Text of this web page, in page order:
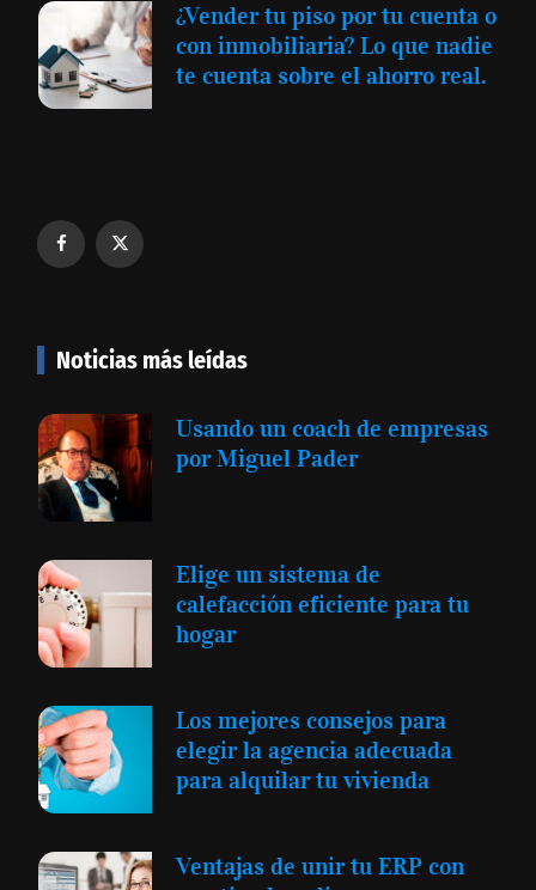
¿Vender tu piso por tu cuenta o
con inmobiliaria? Lo que nadie
te cuenta sobre el ahorro real.
Noticias más leídas
Usando un coach de empresas
por Miguel Pader
Elige un sistema de
calefacción eficiente para tu
hogar
Los mejores consejos para
elegir la agencia adecuada
para alquilar tu vivienda
Ventajas de unir tu ERP con